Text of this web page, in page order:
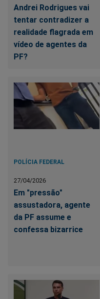
Andrei Rodrigues vai
tentar contradizer a
realidade flagrada em
vídeo de agentes da
PF?
POLÍCIA FEDERAL
27/04/2026
Em "pressão"
assustadora, agente
da PF assume e
confessa bizarrice